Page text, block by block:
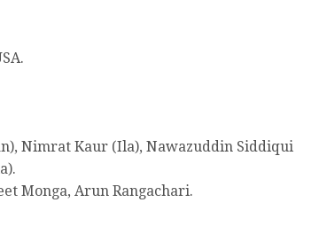
Nimrat Kaur (Ila), Nawazuddin Siddiqui
Monga, Arun Rangachari.